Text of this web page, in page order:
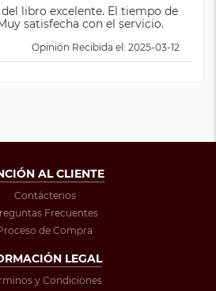
libro excelente. El tiempo de
satisfecha con el servicio.
Opinión Recibida el: 2025-03-12
AL CLIENTE
Contáctenos
Frecuentes
de Compra
LEGAL
y Condiciones